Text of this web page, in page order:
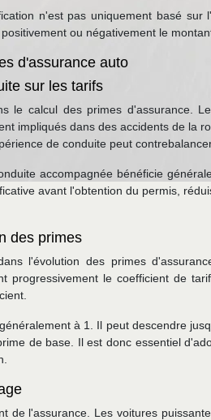
n'est pas uniquement basé sur
ou négativement le
d'assurance auto
sur les tarifs
le calcul des primes d'assurance.
impliqués dans des accidents de la
de conduite peut
accompagnée bénéficie
avant l'obtention du permis,
des primes
l'évolution des primes
progressivement le coefficient de
à 1. Il peut descendre
de base. Il est donc essentiel
de l'assurance. Les voitures